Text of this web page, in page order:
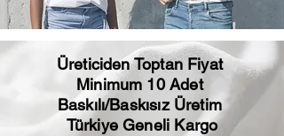
Üreticiden Toptan Fiyat
Minimum 10 Adet
Baskılı/Baskısız Üretim
Türkiye Geneli Kargo